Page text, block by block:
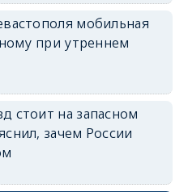
мобильная
при утреннем
стоит на запасном
зачем России